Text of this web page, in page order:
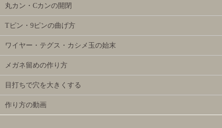
丸カン・Cカンの開閉
Tピン・9ピンの曲げ方
ワイヤー・テグス・カシメ玉の始末
メガネ留めの作り方
目打ちで穴を大きくする
作り方の動画